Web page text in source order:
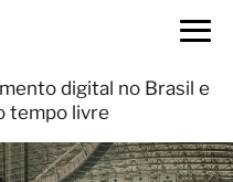
digital no Brasil e
tempo livre